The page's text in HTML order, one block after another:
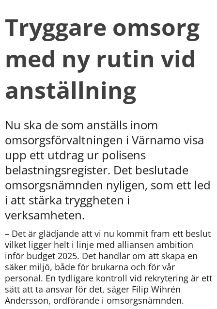
Tryggare omsorg
med ny rutin vid
anställning
Nu ska de som anställs inom
omsorgsförvaltningen i Värnamo visa
upp ett utdrag ur polisens
belastningsregister. Det beslutade
omsorgsnämnden nyligen, som ett led
i att stärka tryggheten i
verksamheten.
– Det är glädjande att vi nu kommit fram ett beslut
vilket ligger helt i linje med alliansen ambition
inför budget 2025. Det handlar om att skapa en
säker miljö, både för brukarna och för vår
personal. En tydligare kontroll vid rekrytering är ett
sätt att ta ansvar för det, säger Filip Wihrén
Andersson, ordförande i omsorgsnämnden.